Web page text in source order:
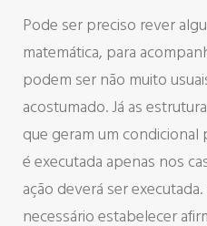
Pode ser preciso rever
matemática, para
podem ser não muito
acostumado. Já as
que geram um condicional
é executada apenas nos
ação deverá ser
necessário estabelecer